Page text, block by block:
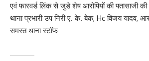
एवं फारवर्ड लिंक से जुडे शेष आरोपियों की पतासाजी की
थाना प्रभारी उप निरी ए. के. बेक, Hc विजय यादव,
समस्त थाना स्टॉफ